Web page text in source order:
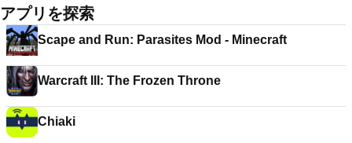
アプリを探索
Scape and Run: Parasites Mod - Minecraft
Warcraft III: The Frozen Throne
Chiaki